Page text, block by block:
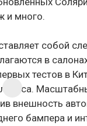
и много.
собой
в
тестов в
внешность
бампера и